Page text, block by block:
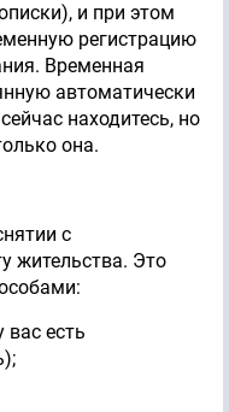
и при этом
регистрацию
Временная
автоматически
находитесь, но
она.
с
жительства. Это
вас есть